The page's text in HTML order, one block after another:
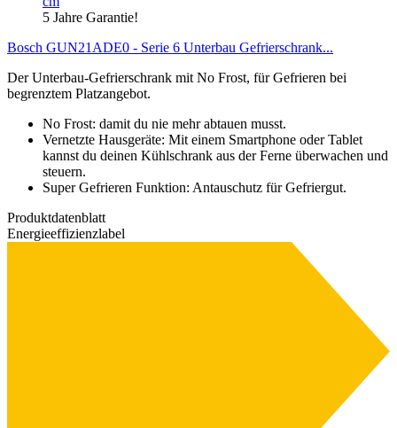
5 Jahre Garantie!
Bosch GUN21ADE0 - Serie 6 Unterbau Gefrierschrank...
Der Unterbau-Gefrierschrank mit No Frost, für Gefrieren bei
begrenztem Platzangebot.
No Frost: damit du nie mehr abtauen musst.
Vernetzte Hausgeräte: Mit einem Smartphone oder Tablet
kannst du deinen Kühlschrank aus der Ferne überwachen und
steuern.
Super Gefrieren Funktion: Antauschutz für Gefriergut.
Produktdatenblatt
Energieeffizienzlabel
A